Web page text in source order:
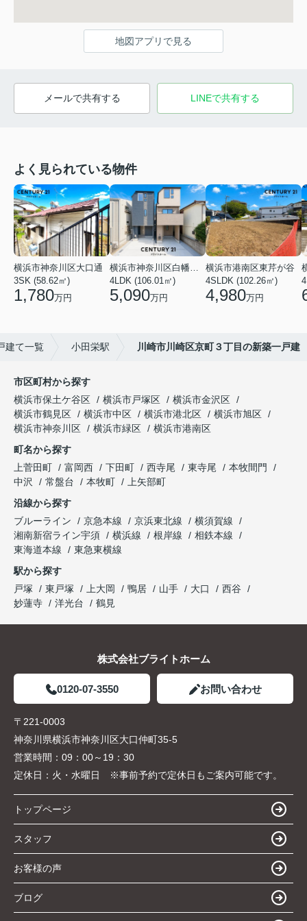
地図アプリで見る
メールで共有する LINEで共有する
よく見られている物件
横浜市神奈川区大口通
3SK (58.62㎡)
1,780万円
横浜市神奈川区白幡東町
4LDK (106.01㎡)
5,090万円
横浜市港南区東芹が谷
4SLDK (102.26㎡)
4,980万円
建て一覧 小田栄駅 川崎市川崎区京町３丁目の新築一戸建
市区町村から探す
横浜市保土ケ谷区
横浜市戸塚区
横浜市金沢区
横浜市鶴見区
横浜市中区 横浜市港北区
横浜市旭区
横浜市神奈川区
横浜市緑区
横浜市港南区
町名から探す
上菅田町
富岡西 下田町 西寺尾 東寺尾
本牧間門
中沢
常盤台 本牧町
上矢部町
沿線から探す
ブルーライン
京急本線 京浜東北線
横須賀線
湘南新宿ライン宇須
横浜線 根岸線
相鉄本線
東海道本線
東急東横線
駅から探す
戸塚
東戸塚 上大岡 鴨居 山手 大口
西谷
妙蓮寺
洋光台 鶴見
株式会社ブライトホーム
0120-07-3550 お問い合わせ
〒221-0003
神奈川県横浜市神奈川区大口仲町35-5
営業時間： 09：00～19：30
定休日： 火・水曜日 ※事前予約で定休日もご案内可能です。
トップページ
スタッフ
お客様の声
ブログ